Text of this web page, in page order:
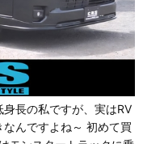
長の私ですが、実はRV
んですよね～ 初めて買